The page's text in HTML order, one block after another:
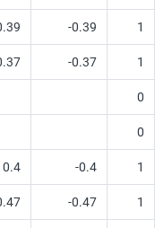
-0.39 1
-0.37 1
0
0
0.4 -0.4 1
-0.47 1